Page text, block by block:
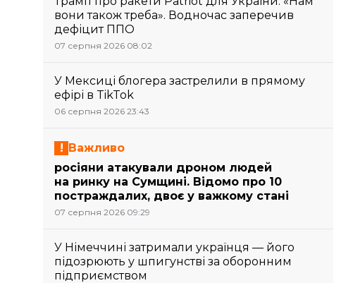
вони також треба». Водночас заперечив
дефіцит ППО
07 серпня 2026 08:02
У Мексиці блогера застрелили в прямому
ефірі в TikTok
06 серпня 2026 23:43
Важливо
росіяни атакували дроном людей
на ринку на Сумщині. Відомо про 10
постраждалих, двоє у важкому стані
07 серпня 2026 09:29
У Німеччині затримали українця — його
підозрюють у шпигунстві за оборонним
підприємством